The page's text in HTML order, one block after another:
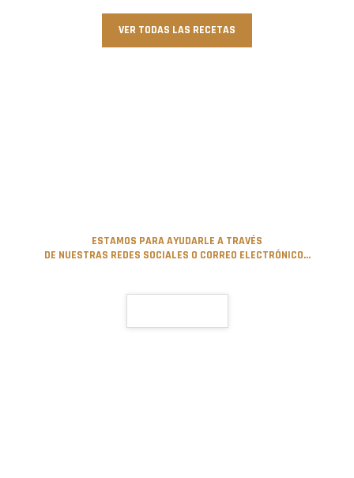
VER TODAS LAS RECETAS
ESTAMOS PARA AYUDARLE A TRAVÉS
DE NUESTRAS REDES SOCIALES O CORREO ELECTRÓNICO...